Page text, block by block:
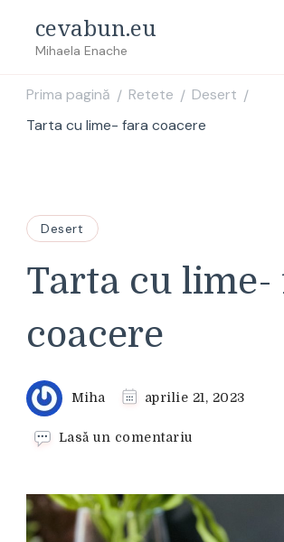
cevabun.eu
Mihaela Enache
Prima pagină / Retete / Desert /
Tarta cu lime- fara coacere
Desert
Tarta cu lime-
coacere
Miha aprilie 21, 2023
Lasă un comentariu
lime-
fara
coacere